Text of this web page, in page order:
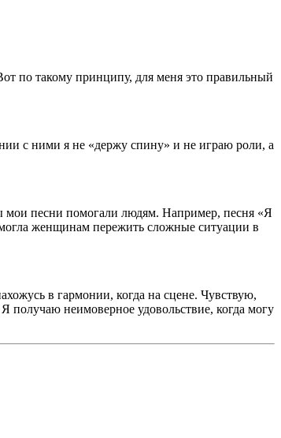
по такому принципу, для меня это правильный
с ними я не «держу спину» и не играю роли, а
мои песни помогали людям. Например, песня «Я
женщинам пережить сложные ситуации в
в гармонии, когда на сцене. Чувствую,
получаю неимоверное удовольствие, когда могу